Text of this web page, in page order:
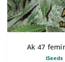
Ak 47
iSeeds